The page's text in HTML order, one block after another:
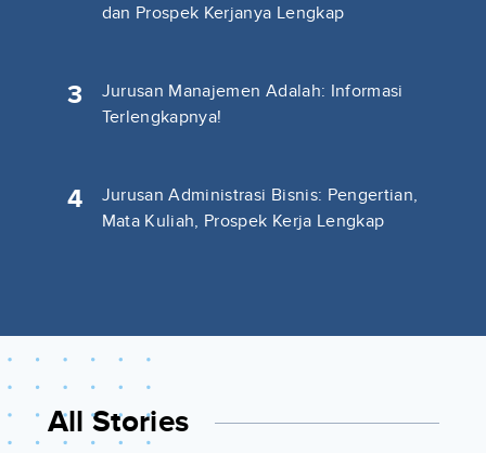
dan Prospek Kerjanya Lengkap
3
Jurusan Manajemen Adalah: Informasi
Terlengkapnya!
4
Jurusan Administrasi Bisnis: Pengertian,
Mata Kuliah, Prospek Kerja Lengkap
All Stories